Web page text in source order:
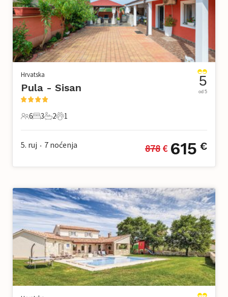
Hrvatska
Pula - Sisan
6 Gosti
6
3 Spavaće sobe
3
2 Kupaonice
2
1 Kućni ljubimac
1
5
od 5
5. ruj • 7 noćenja 878 € 615 €